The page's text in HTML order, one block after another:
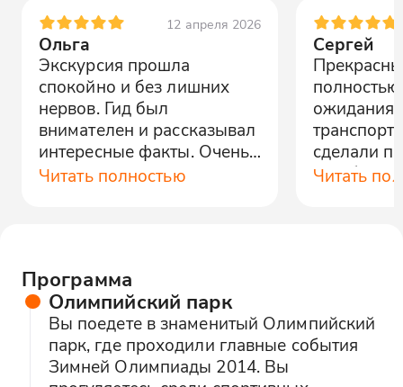
12 апреля 2026
Ольга
Экскурсия прошла
спокойно и без лишних
нервов. Гид был
внимателен и рассказывал
интересные факты. Очень
понравилось!
Читать полностью
Сергей
сделали
Читать
Программа
Олимпийский парк
Вы поедете в знаменитый Олимпийский
парк, где проходили главные события
Зимней Олимпиады 2014. Вы